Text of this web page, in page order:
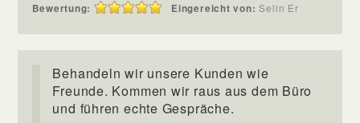
Bewertung: Eingereicht von:Selin Er
Behandeln wir unsere Kunden wie
Freunde. Kommen wir raus aus dem Büro
und führen echte Gespräche.